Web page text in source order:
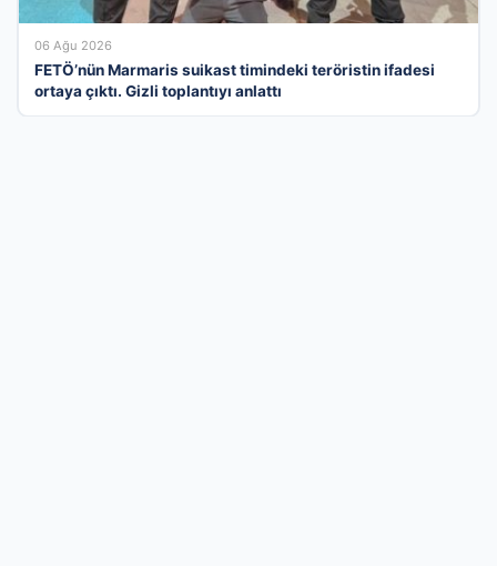
06 Ağu 2026
FETÖ’nün Marmaris suikast timindeki teröristin ifadesi
ortaya çıktı. Gizli toplantıyı anlattı